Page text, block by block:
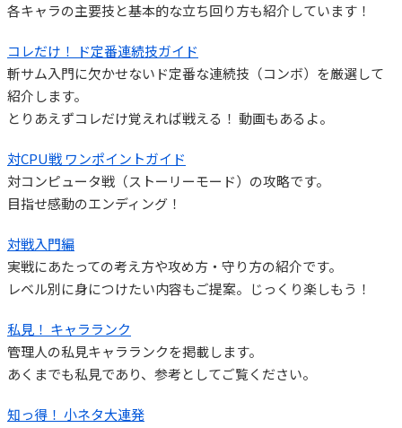
各キャラの主要技と基本的な立ち回り方も紹介しています！
コレだけ！ ド定番連続技ガイド
斬サム入門に欠かせないド定番な連続技（コンボ）を厳選して
紹介します。
とりあえずコレだけ覚えれば戦える！ 動画もあるよ。
対CPU戦 ワンポイントガイド
対コンピュータ戦（ストーリーモード）の攻略です。
目指せ感動のエンディング！
対戦入門編
実戦にあたっての考え方や攻め方・守り方の紹介です。
レベル別に身につけたい内容もご提案。じっくり楽しもう！
私見！ キャラランク
管理人の私見キャラランクを掲載します。
あくまでも私見であり、参考としてご覧ください。
知っ得！ 小ネタ大連発